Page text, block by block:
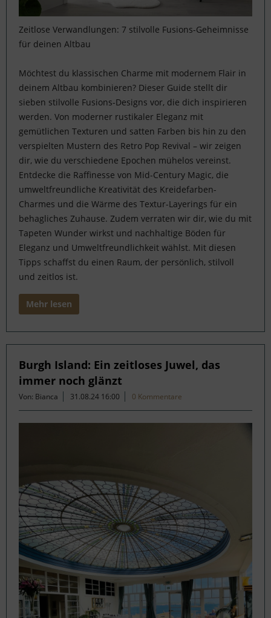
Zeitlose Verwandlungen: 7 stilvolle Fusions-Geheimnisse
für deinen Altbau
Möchtest du klassischen Charme mit modernem Flair in
deinem Altbau kombinieren? Dieser Guide stellt dir
sieben stilvolle Fusions-Designs vor, die dich inspirieren
werden. Von moderner rustikaler Eleganz mit
gemütlichen Texturen und satten Farben bis hin zu den
verspielten Mustern des Retro Pop Revival – wir zeigen
dir, wie du verschiedene Epochen mühelos vereinst.
Entdecke die Raffinesse von Mid-Century Magic, die
umweltfreundliche Kreativität des Kreidefarben-
Charmes und die Wärme des Textur-Layerings für ein
behagliches Zuhause. Zudem verraten wir dir, wie du mit
Tapeten Wunder wirkst und nachhaltige Böden für
Eleganz und Umweltfreundlichkeit wählst. Mit diesen
Tipps schaffst du einen Raum, der persönlich, stilvoll
und zeitlos ist.
Mehr lesen
Burgh Island: Ein zeitloses Juwel, das
immer noch glänzt
Von: Bianca 31.08.24 16:00 0 Kommentare